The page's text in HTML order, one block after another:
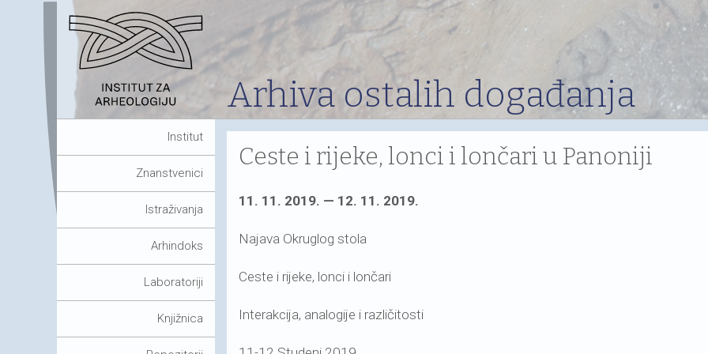
Arhiva ostalih događanja
Institut
Znanstvenici
Istraživanja
Arhindoks
Laboratoriji
Knjižnica
Ceste i rijeke, lonci i lončari u Panoniji
11. 11. 2019. — 12. 11. 2019.
Najava Okruglog stola
Ceste i rijeke, lonci i lončari
Interakcija, analogije i različitosti